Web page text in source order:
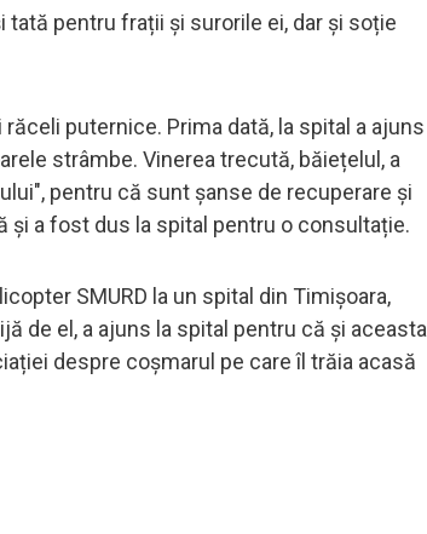
tată pentru frații și surorile ei, dar și soție
puternice. Prima dată, la spital a ajuns
strâmbe. Vinerea trecută, băiețelul, a
pentru că sunt șanse de recuperare și
și a fost dus la spital pentru o consultație.
SMURD la un spital din Timișoara,
de el, a ajuns la spital pentru că și aceasta
despre coșmarul pe care îl trăia acasă